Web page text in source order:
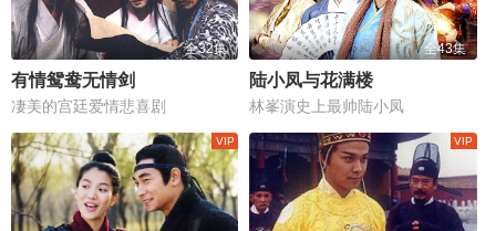
全32集
有情鸳鸯无情剑
凄美的宫廷爱情悲喜剧
全43集
陆小凤与花满楼
林峯演史上最帅陆小凤